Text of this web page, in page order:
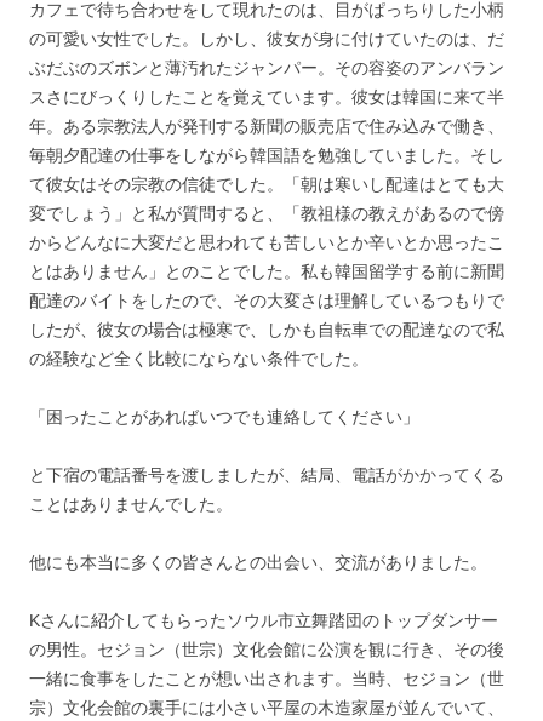
カフェで待ち合わせをして現れたのは、目がぱっちりした小柄
の可愛い女性でした。しかし、彼女が身に付けていたのは、だ
ぶだぶのズボンと薄汚れたジャンパー。その容姿のアンバラン
スさにびっくりしたことを覚えています。彼女は韓国に来て半
年。ある宗教法人が発刊する新聞の販売店で住み込みで働き、
毎朝夕配達の仕事をしながら韓国語を勉強していました。そし
て彼女はその宗教の信徒でした。「朝は寒いし配達はとても大
変でしょう」と私が質問すると、「教祖様の教えがあるので傍
からどんなに大変だと思われても苦しいとか辛いとか思ったこ
とはありません」とのことでした。私も韓国留学する前に新聞
配達のバイトをしたので、その大変さは理解しているつもりで
したが、彼女の場合は極寒で、しかも自転車での配達なので私
の経験など全く比較にならない条件でした。
「困ったことがあればいつでも連絡してください」
と下宿の電話番号を渡しましたが、結局、電話がかかってくる
ことはありませんでした。
他にも本当に多くの皆さんとの出会い、交流がありました。
Kさんに紹介してもらったソウル市立舞踏団のトップダンサー
の男性。セジョン（世宗）文化会館に公演を観に行き、その後
一緒に食事をしたことが想い出されます。当時、セジョン（世
宗）文化会館の裏手には小さい平屋の木造家屋が並んでいて、